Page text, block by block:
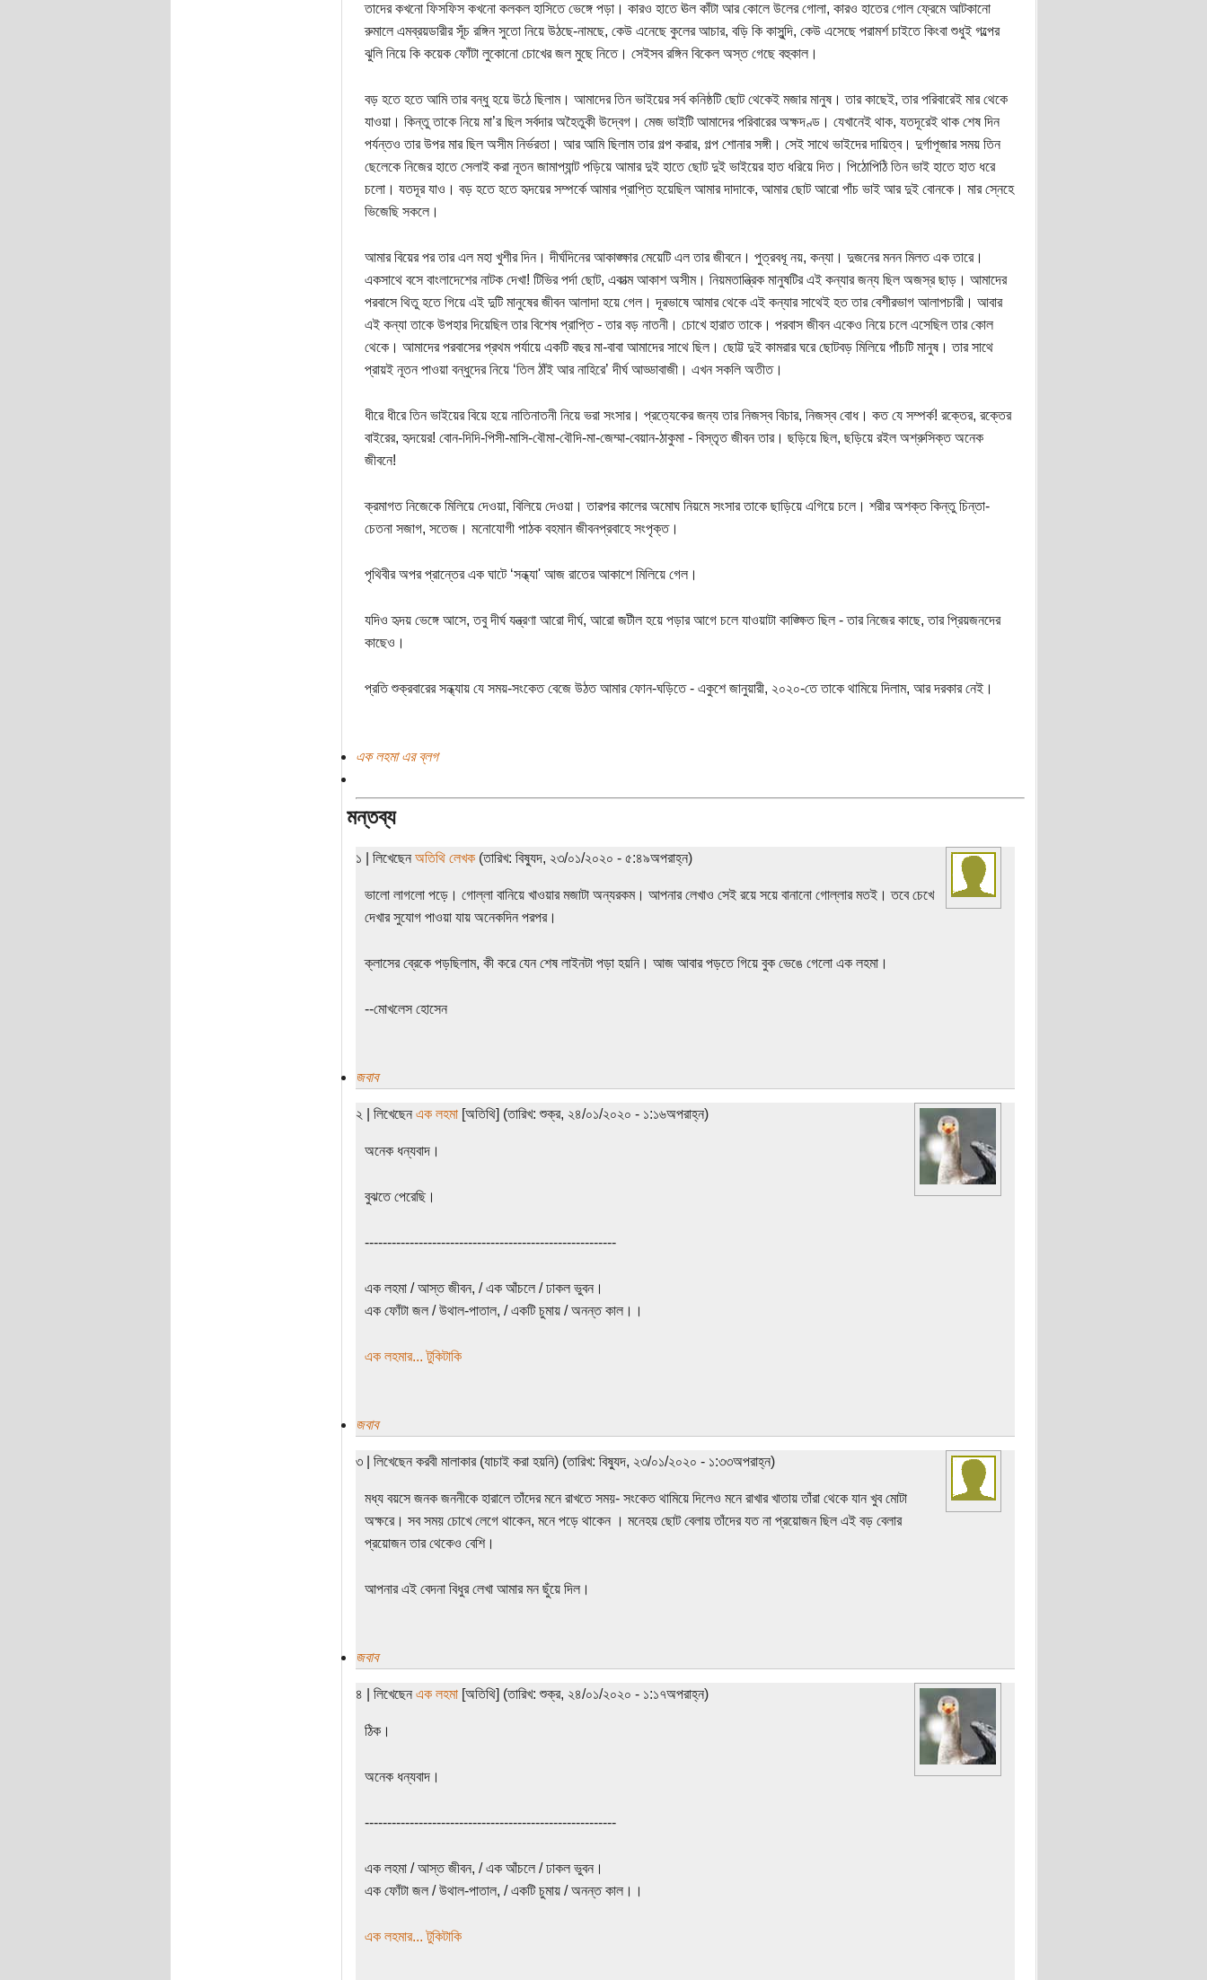
তাদের কখনো ফিসফিস কখনো কলকল হাসিতে ভেঙ্গে পড়া। কারও হাতে ঊল কাঁটা আর কোলে উলের গোলা, কারও হাতের গোল ফ্রেমে আটকানো
রুমালে এমব্রয়ডারীর সূঁচ রঙ্গিন সুতো নিয়ে উঠছে-নামছে, কেউ এনেছে কুলের আচার, বড়ি কি কাসুন্দি, কেউ এসেছে পরামর্শ চাইতে কিংবা শুধুই গল্পের
ঝুলি নিয়ে কি কয়েক ফোঁটা লুকোনো চোখের জল মুছে নিতে। সেইসব রঙ্গিন বিকেল অস্ত গেছে বহুকাল।
বড় হতে হতে আমি তার বন্ধু হয়ে উঠে ছিলাম। আমাদের তিন ভাইয়ের সর্ব কনিষ্ঠটি ছোট থেকেই মজার মানুষ। তার কাছেই, তার পরিবারেই মার থেকে
যাওয়া। কিন্তু তাকে নিয়ে মা’র ছিল সর্বদার অহৈতুকী উদ্বেগ। মেজ ভাইটি আমাদের পরিবারের অক্ষদণ্ড। যেখানেই থাক, যতদূরেই থাক শেষ দিন
পর্যন্তও তার উপর মার ছিল অসীম নির্ভরতা। আর আমি ছিলাম তার গল্প করার, গল্প শোনার সঙ্গী। সেই সাথে ভাইদের দায়িত্ব। দুর্গাপূজার সময় তিন
ছেলেকে নিজের হাতে সেলাই করা নূতন জামাপ্যান্ট পড়িয়ে আমার দুই হাতে ছোট দুই ভাইয়ের হাত ধরিয়ে দিত। পিঠোপিঠি তিন ভাই হাতে হাত ধরে
চলো। যতদূর যাও। বড় হতে হতে হৃদয়ের সম্পর্কে আমার প্রাপ্তি হয়েছিল আমার দাদাকে, আমার ছোট আরো পাঁচ ভাই আর দুই বোনকে। মার স্নেহে
ভিজেছি সকলে।
আমার বিয়ের পর তার এল মহা খুশীর দিন। দীর্ঘদিনের আকাঙ্ক্ষার মেয়েটি এল তার জীবনে। পুত্রবধূ নয়, কন্যা। দুজনের মনন মিলত এক তারে।
একসাথে বসে বাংলাদেশের নাটক দেখা! টিভির পর্দা ছোট, একাত্ম আকাশ অসীম। নিয়মতান্ত্রিক মানুষটির এই কন্যার জন্য ছিল অজস্র ছাড়। আমাদের
পরবাসে থিতু হতে গিয়ে এই দুটি মানুষের জীবন আলাদা হয়ে গেল। দূরভাষে আমার থেকে এই কন্যার সাথেই হত তার বেশীরভাগ আলাপচারী। আবার
এই কন্যা তাকে উপহার দিয়েছিল তার বিশেষ প্রাপ্তি - তার বড় নাতনী। চোখে হারাত তাকে। পরবাস জীবন একেও নিয়ে চলে এসেছিল তার কোল
থেকে। আমাদের পরবাসের প্রথম পর্যায়ে একটি বছর মা-বাবা আমাদের সাথে ছিল। ছোট্ট দুই কামরার ঘরে ছোটবড় মিলিয়ে পাঁচটি মানুষ। তার সাথে
প্রায়ই নূতন পাওয়া বন্ধুদের নিয়ে ‘তিল ঠাঁই আর নাহিরে’ দীর্ঘ আড্ডাবাজী। এখন সকলি অতীত।
ধীরে ধীরে তিন ভাইয়ের বিয়ে হয়ে নাতিনাতনী নিয়ে ভরা সংসার। প্রত্যেকের জন্য তার নিজস্ব বিচার, নিজস্ব বোধ। কত যে সম্পর্ক! রক্তের, রক্তের
বাইরের, হৃদয়ের! বোন-দিদি-পিসী-মাসি-বৌমা-বৌদি-মা-জেম্মা-বেয়ান-ঠাকুমা - বিস্তৃত জীবন তার। ছড়িয়ে ছিল, ছড়িয়ে রইল অশ্রুসিক্ত অনেক
জীবনে!
ক্রমাগত নিজেকে মিলিয়ে দেওয়া, বিলিয়ে দেওয়া। তারপর কালের অমোঘ নিয়মে সংসার তাকে ছাড়িয়ে এগিয়ে চলে। শরীর অশক্ত কিন্তু চিন্তা-
চেতনা সজাগ, সতেজ। মনোযোগী পাঠক বহমান জীবনপ্রবাহে সংপৃক্ত।
পৃথিবীর অপর প্রান্তের এক ঘাটে ‘সন্ধ্যা' আজ রাতের আকাশে মিলিয়ে গেল।
যদিও হৃদয় ভেঙ্গে আসে, তবু দীর্ঘ যন্ত্রণা আরো দীর্ঘ, আরো জটীল হয়ে পড়ার আগে চলে যাওয়াটা কাঙ্ক্ষিত ছিল - তার নিজের কাছে, তার প্রিয়জনদের
কাছেও।
প্রতি শুক্রবারের সন্ধ্যায় যে সময়-সংকেত বেজে উঠত আমার ফোন-ঘড়িতে - একুশে জানুয়ারী, ২০২০-তে তাকে থামিয়ে দিলাম, আর দরকার নেই।
এক লহমা এর ব্লগ
মন্তব্য
১ | লিখেছেন অতিথি লেখক(তারিখ: বিষ্যুদ, ২৩/০১/২০২০ - ৫:৪৯অপরাহ্ন)
ভালো লাগলো পড়ে। গোল্লা বানিয়ে খাওয়ার মজাটা অন্যরকম। আপনার লেখাও সেই রয়ে সয়ে বানানো গোল্লার মতই। তবে চেখে
দেখার সুযোগ পাওয়া যায় অনেকদিন পরপর।
ক্লাসের ব্রেকে পড়ছিলাম, কী করে যেন শেষ লাইনটা পড়া হয়নি। আজ আবার পড়তে গিয়ে বুক ভেঙে গেলো এক লহমা।
--মোখলেস হোসেন
জবাব
২ | লিখেছেন এক লহমা[অতিথি] (তারিখ: শুক্র, ২৪/০১/২০২০ - ১:১৬অপরাহ্ন)
অনেক ধন্যবাদ।
বুঝতে পেরেছি।
--------------------------------------------------------
এক লহমা / আস্ত জীবন, / এক আঁচলে / ঢাকল ভুবন।
এক ফোঁটা জল / উথাল-পাতাল, / একটি চুমায় / অনন্ত কাল।।
এক লহমার... টুকিটাকি
জবাব
৩ | লিখেছেন করবী মালাকার (যাচাই করা হয়নি) (তারিখ: বিষ্যুদ, ২৩/০১/২০২০ - ১:৩৩অপরাহ্ন)
মধ্য বয়সে জনক জননীকে হারালে তাঁদের মনে রাখতে সময়- সংকেত থামিয়ে দিলেও মনে রাখার খাতায় তাঁরা থেকে যান খুব মোটা
অক্ষরে। সব সময় চোখে লেগে থাকেন, মনে পড়ে থাকেন । মনেহয় ছোট বেলায় তাঁদের যত না প্রয়োজন ছিল এই বড় বেলার
প্রয়োজন তার থেকেও বেশি।
আপনার এই বেদনা বিধুর লেখা আমার মন ছুঁয়ে দিল।
জবাব
৪ | লিখেছেন এক লহমা[অতিথি] (তারিখ: শুক্র, ২৪/০১/২০২০ - ১:১৭অপরাহ্ন)
ঠিক।
অনেক ধন্যবাদ।
--------------------------------------------------------
এক লহমা / আস্ত জীবন, / এক আঁচলে / ঢাকল ভুবন।
এক ফোঁটা জল / উথাল-পাতাল, / একটি চুমায় / অনন্ত কাল।।
এক লহমার... টুকিটাকি